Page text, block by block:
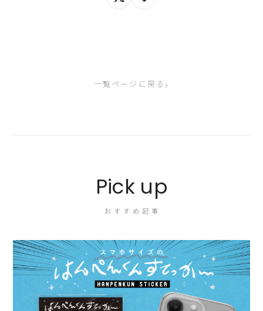
一覧ページに戻る ›
Pick up
おすすめ記事